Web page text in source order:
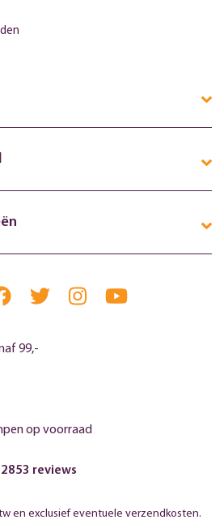
99,-
op voorraad
reviews
en exclusief eventuele verzendkosten.